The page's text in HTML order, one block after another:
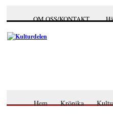
OM OSS/KONTAKT
Hem Krönika